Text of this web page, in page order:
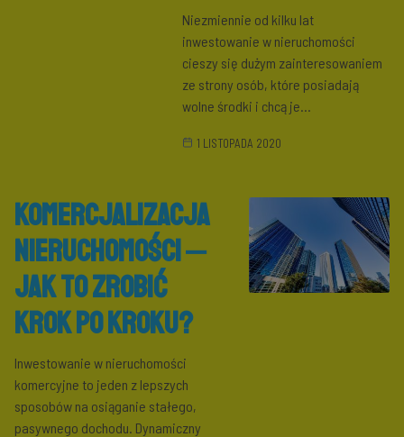
Niezmiennie od kilku lat
inwestowanie w nieruchomości
cieszy się dużym zainteresowaniem
ze strony osób, które posiadają
wolne środki i chcą je...
1 LISTOPADA 2020
Komercjalizacja
nieruchomości ‒
jak to zrobić
krok po kroku?
Inwestowanie w nieruchomości
komercyjne to jeden z lepszych
sposobów na osiąganie stałego,
pasywnego dochodu. Dynamiczny